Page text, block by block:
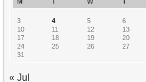
3
4 5 6
10
11 12 13
17
18 19 20
24
25 26 27
31
« Jul